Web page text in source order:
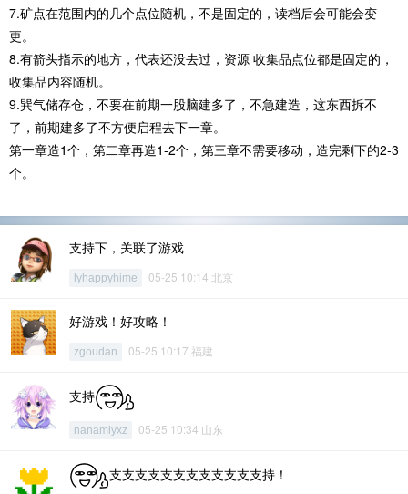
7.矿点在范围内的几个点位随机，不是固定的，读档后会可能会变
更。
8.有箭头指示的地方，代表还没去过，资源 收集品点位都是固定的，
收集品内容随机。
9.巽气储存仓，不要在前期一股脑建多了，不急建造，这东西拆不
了，前期建多了不方便启程去下一章。
第一章造1个，第二章再造1-2个，第三章不需要移动，造完剩下的2-3
个。
支持下，关联了游戏
lyhappyhime 05-25 10:14 北京
好游戏！好攻略！
zgoudan 05-25 10:17 福建
支持
nanamiyxz 05-25 10:34 山东
支支支支支支支支支支支支持！